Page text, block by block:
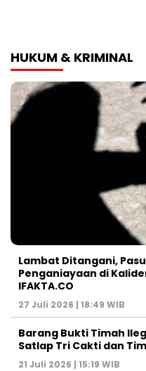
HUKUM & KRIMINAL
Lambat Ditangani,
Penganiayaan di
IFAKTA.CO
27 Juli 2026 | 18:49 WIB
Barang Bukti Timah
Satlap Tri Cakti dan
21 Juli 2026 | 15:19 WIB